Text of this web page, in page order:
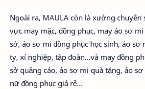
Ngoài ra, MAULA còn là xưởng
vực may mặc, đồng phục, may áo sơ
sở, áo sơ mi đồng phục học sinh, áo sơ
ty, xí nghiệp, tập đoàn…và may đồng
sở quảng cáo, áo sơ mi quà tặng, áo
nữ đồng phục giá rẻ…